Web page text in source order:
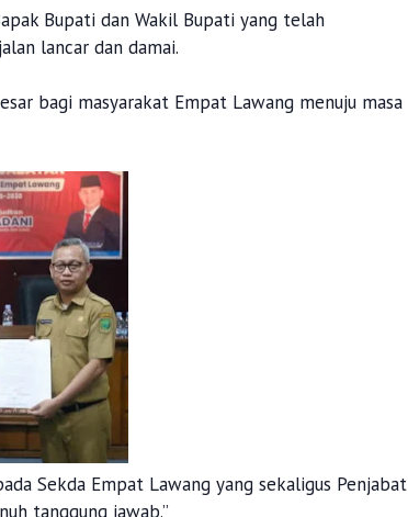
Bupati dan Wakil Bupati yang telah
lancar dan damai.
bagi masyarakat Empat Lawang menuju masa
Sekda Empat Lawang yang sekaligus Penjabat
tanggung jawab.”